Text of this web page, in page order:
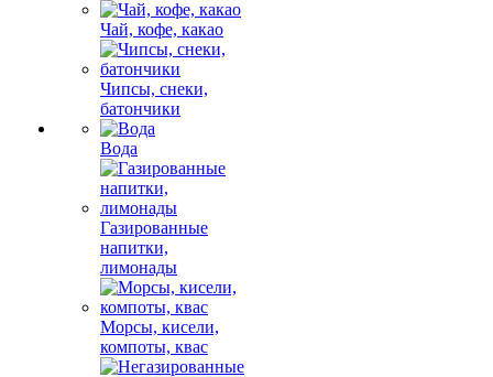
Чай, кофе, какао
Чипсы, снеки,
батончики
Вода
Газированные
напитки,
лимонады
Морсы, кисели,
компоты, квас